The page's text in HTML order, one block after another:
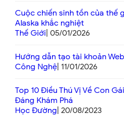
Cuộc chiến sinh tồn của thế
Alaska khắc nghiệt
Thế Giới | 05/01/2026
Hướng dẫn tạo tài khoản
Công Nghệ | 11/01/2026
Top 10 Điều Thú Vị Về Con
Đáng Khám Phá
Học Đường | 20/08/2023